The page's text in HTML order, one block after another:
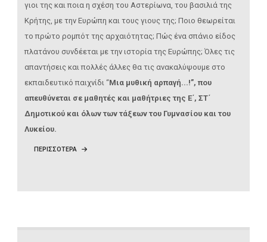
γιοι της και ποια η σχέση του Αστερίωνα, του βασιλιά της
Κρήτης, με την Ευρώπη και τους γιους της; Ποιο θεωρείται
το πρώτο ρομπότ της αρχαιότητας; Πώς ένα σπάνιο είδος
πλατάνου συνδέεται με την ιστορία της Ευρώπης; Όλες τις
απαντήσεις και πολλές άλλες θα τις ανακαλύψουμε στο
εκπαιδευτικό παιχνίδι “Μια μυθική αρπαγή...!”, που
απευθύνεται σε μαθητές και μαθήτριες της Ε΄, ΣΤ΄
Δημοτικού και όλων των τάξεων του Γυμνασίου και του
Λυκείου.
ΠΕΡΙΣΣΟΤΕΡΑ